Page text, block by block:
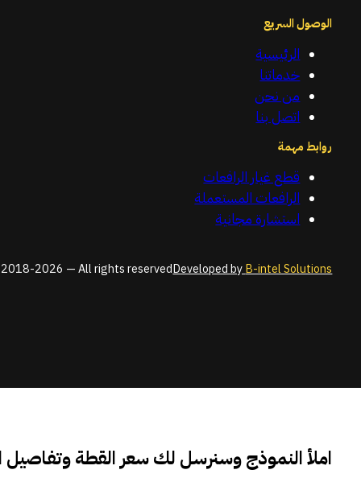
الوصول السريع
الرئيسية
خدماتنا
من نحن
اتصل بنا
روابط مهمة
قطع غيار الرافعات
الرافعات المستعملة
استشارة مجانية
2026 — All rights reservedDeveloped byB-intel Solutions
املأ النموذج وسنرسل لك سعر القطة